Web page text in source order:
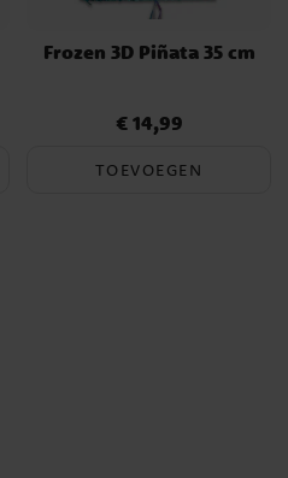
Frozen 3D Piñata 35 cm
Prijs :€ 14,99
€ 14,99
TOEVOEGEN